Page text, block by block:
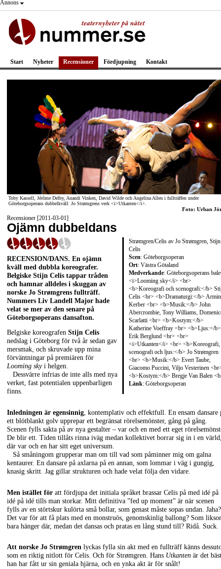
Annons
Start Nyheter Recensioner Fördjupning Kontakt
Toby Kassell, Jérôme Delby, Anandi Vinken, David Wilde och Angelina Allen i fullträffen under
Göteborgsoperans dubbelkväll: Jo Strømgrens verk <i>Utkanten</i>.
Foto: Urban
Recensioner [2011-03-01]
Ojämn dubbeldans
Strømgren/Celis av Jo Strømgren, Stijn
Celis
Scen: Göteborgsoperan
Ort: Västra Götaland
Medverkande: Göteborgsoperans
<i>Looming sky</i> <br>
<b>Koreografi och scenografi:</b>
Celis <br> <b>Dramaturgi:</b> Armin
Kerber <br> <b>Musik:</b> John
Abercrombie, Tony Williams,
Scarlatti <br> <b>Kostym:</b>
Katherine Voeffray <br> <b>Ljus:</b>
Erik Berglund <br> <br>
<i>Utkanten</i> <br> <b>Koreografi,
scenografi och ljus:</b> Jo Strømgren
<br> <b>Musik:</b> Evert Taube,
Giacomo Puccini, Viljo Vesterinen
<b>Kostym:</b> Bregje Van Balen
Länk: Göteborgsoperan
RECENSION/DANS. En ojämn
kväll med dubbla koreografer.
Belgiske Stijn Celis tappar tråden
och hamnar alldeles i skuggan av
norske Jo Strømgrens fullträff.
Nummers Liv Landell Major hade
velat se mer av den senare på
Göteborgsoperans dansafton.
Belgiske koreografen Stijn Celis
nedslag i Göteborg för två år sedan gav
mersmak, och skruvade upp mina
förväntningar på premiären för
Looming sky i helgen.
Dessvärre infrias de inte alls med nya
verket, fast potentialen uppenbarligen
finns.
Inledningen är egensinnig, kontemplativ och effektfull. En ensam dansare
ett blötblankt golv upprepar ett begränsat rörelsemönster, gång på gång.
Scenen fylls sakta på av nya gestalter – var och en med ett eget
De blir ett. Tiden tillåts rinna iväg medan kollektivet borrar sig in i en
där var och en har sitt eget universum.
Så småningom grupperar man om till vad som påminner mig om galna
kentaurer. En dansare på axlarna på en annan, som lommar i väg i gungig,
knasig skritt. Jag gillar strukturen och hade velat följa den vidare.
Men istället för att fördjupa det initiala språket brassar Celis på med idé på
idé på idé tills man storkar. Mitt definitiva ”fed up moment” är när scenen
fylls av en störtskur kulörta små bollar, som genast måste sopas undan. Jaha?
Det var för att få plats med en monstruös, genomskinlig ballong? Som
bara hänger där, medan det dansas och pratas en lång stund till? Ridå. Suck.
Att norske Jo Strømgren lyckas fylla sin akt med en fullträff känns
som en riktig nitlott för Celis. Och för Strømgren. Hans Utkanten är det
han har fått ur sin geniala hjärna, och en ynka akt är för snålt!